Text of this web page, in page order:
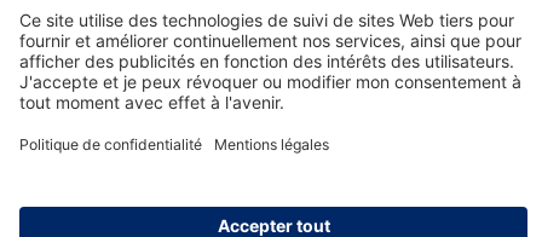
A propos de Dräger
Information
© Dräger Suisse SA, 2025